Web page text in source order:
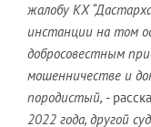
жалобу КХ
инстанции на том
добросовестным
мошенничестве и
породистый, -
2022 года, другой